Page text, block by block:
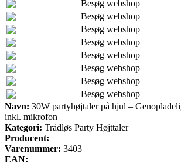
Besøg webshop
Besøg webshop
Besøg webshop
Besøg webshop
Besøg webshop
Besøg webshop
Besøg webshop
Besøg webshop
Navn: 30W partyhøjtaler på hjul –
inkl. mikrofon
Kategori: Trådløs Party Højttaler
Producent:
Varenummer: 3403
EAN: